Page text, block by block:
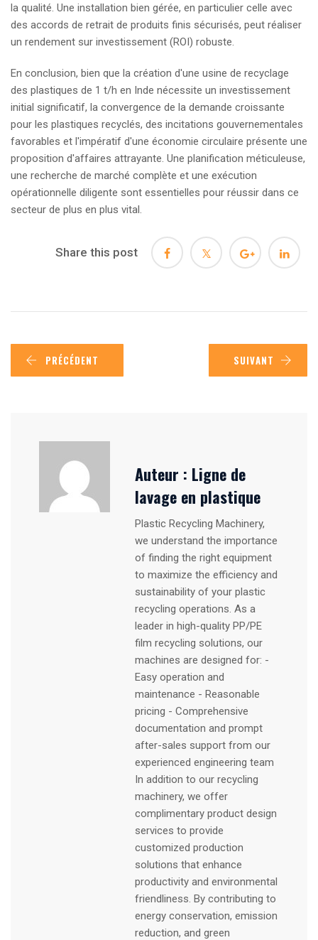
la qualité. Une installation bien gérée, en particulier celle avec
des accords de retrait de produits finis sécurisés, peut réaliser
un rendement sur investissement (ROI) robuste.
En conclusion, bien que la création d'une usine de recyclage
des plastiques de 1 t/h en Inde nécessite un investissement
initial significatif, la convergence de la demande croissante
pour les plastiques recyclés, des incitations gouvernementales
favorables et l'impératif d'une économie circulaire présente une
proposition d'affaires attrayante. Une planification méticuleuse,
une recherche de marché complète et une exécution
opérationnelle diligente sont essentielles pour réussir dans ce
secteur de plus en plus vital.
Share this post
PRÉCÉDENT SUIVANT
Auteur : Ligne de
lavage en plastique
Plastic Recycling Machinery,
we understand the importance
of finding the right equipment
to maximize the efficiency and
sustainability of your plastic
recycling operations. As a
leader in high-quality PP/PE
film recycling solutions, our
machines are designed for: -
Easy operation and
maintenance - Reasonable
pricing - Comprehensive
documentation and prompt
after-sales support from our
experienced engineering team
In addition to our recycling
machinery, we offer
complimentary product design
services to provide
customized production
solutions that enhance
productivity and environmental
friendliness. By contributing to
energy conservation, emission
reduction, and green